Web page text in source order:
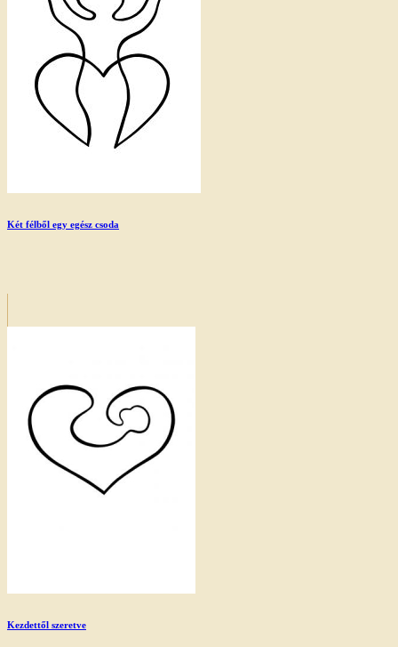
Két félből egy egész csoda
Kezdettől szeretve